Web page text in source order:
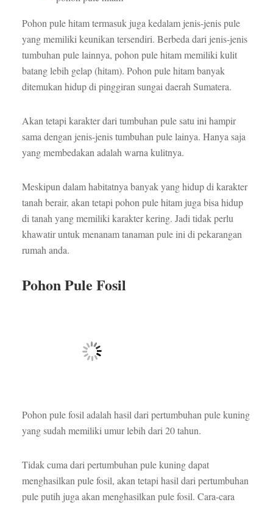
Pohon pule hitam termasuk juga kedalam jenis-jenis pule
yang memiliki keunikan tersendiri. Berbeda dari jenis-jenis
tumbuhan pule lainnya, pohon pule hitam memiliki kulit
batang lebih gelap (hitam). Pohon pule hitam banyak
ditemukan hidup di pinggiran sungai daerah Sumatera.
Akan tetapi karakter dari tumbuhan pule satu ini hampir
sama dengan jenis-jenis tumbuhan pule lainya. Hanya saja
yang membedakan adalah warna kulitnya.
Meskipun dalam habitatnya banyak yang hidup di karakter
tanah berair, akan tetapi pohon pule hitam juga bisa hidup
di tanah yang memiliki karakter kering. Jadi tidak perlu
khawatir untuk menanam tanaman pule ini di pekarangan
rumah anda.
Pohon Pule Fosil
Pohon pule fosil adalah hasil dari pertumbuhan pule kuning
yang sudah memiliki umur lebih dari 20 tahun.
Tidak cuma dari pertumbuhan pule kuning dapat
menghasilkan pule fosil, akan tetapi hasil dari pertumbuhan
pule putih juga akan menghasilkan pule fosil. Cara-cara